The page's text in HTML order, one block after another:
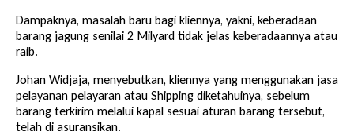
Dampaknya, masalah baru bagi kliennya, yakni, keberadaan
barang jagung senilai 2 Milyard tidak jelas keberadaannya atau
raib.
Johan Widjaja, menyebutkan, kliennya yang menggunakan jasa
pelayanan pelayaran atau Shipping diketahuinya, sebelum
barang terkirim melalui kapal sesuai aturan barang tersebut,
telah di asuransikan.